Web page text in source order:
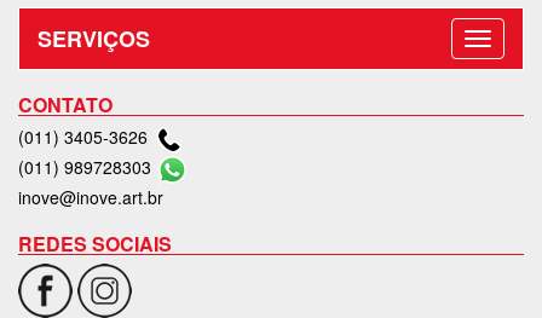
SERVIÇOS
CONTATO
(011) 3405-3626
(011) 989728303
inove@inove.art.br
REDES SOCIAIS